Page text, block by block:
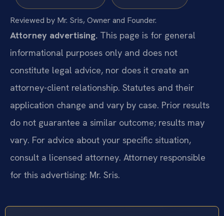
Reviewed by Mr. Sris, Owner and Founder.
Attorney advertising. This page is for general
informational purposes only and does not
constitute legal advice, nor does it create an
attorney-client relationship. Statutes and their
application change and vary by case. Prior results
do not guarantee a similar outcome; results may
vary. For advice about your specific situation,
consult a licensed attorney. Attorney responsible
for this advertising: Mr. Sris.